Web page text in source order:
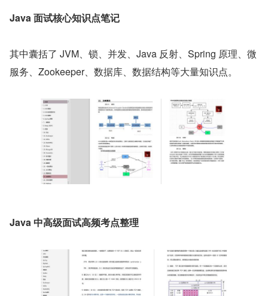
Java 面试核心知识点笔记
其中囊括了 JVM、锁、并发、Java 反射、Spring 原理、微
服务、Zookeeper、数据库、数据结构等大量知识点。
Java 中高级面试高频考点整理